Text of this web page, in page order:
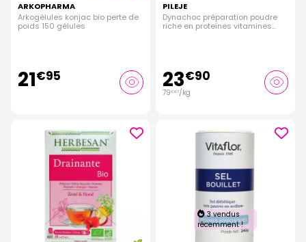
ARKOPHARMA
Arkogélules konjac bio perte de
poids 150 gélules
21€95
PILEJE
Dynachoc préparation poudre
riche en proteïnes vitamines
23€90
79€67/kg
3 vendus
récemment !